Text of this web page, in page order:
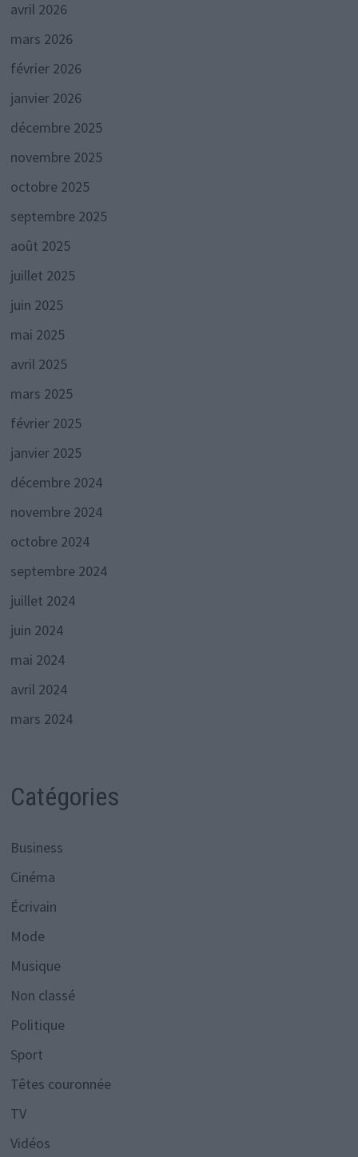
avril 2026
mars 2026
février 2026
janvier 2026
décembre 2025
novembre 2025
octobre 2025
septembre 2025
août 2025
juillet 2025
juin 2025
mai 2025
avril 2025
mars 2025
février 2025
janvier 2025
décembre 2024
novembre 2024
octobre 2024
septembre 2024
juillet 2024
juin 2024
mai 2024
avril 2024
mars 2024
Catégories
Business
Cinéma
Écrivain
Mode
Musique
Non classé
Politique
Sport
Têtes couronnée
TV
Vidéos